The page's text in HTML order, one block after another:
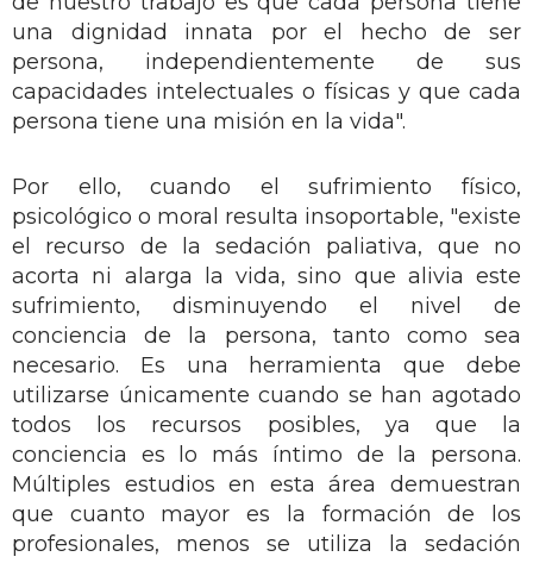
una dignidad innata por el hecho de ser
persona, independientemente de sus
capacidades intelectuales o físicas y que cada
persona tiene una misión en la vida".
Por ello, cuando el sufrimiento físico,
psicológico o moral resulta insoportable, "existe
el recurso de la sedación paliativa, que no
acorta ni alarga la vida, sino que alivia este
sufrimiento, disminuyendo el nivel de
conciencia de la persona, tanto como sea
necesario. Es una herramienta que debe
utilizarse únicamente cuando se han agotado
todos los recursos posibles, ya que la
conciencia es lo más íntimo de la persona.
Múltiples estudios en esta área demuestran
que cuanto mayor es la formación de los
profesionales, menos se utiliza la sedación